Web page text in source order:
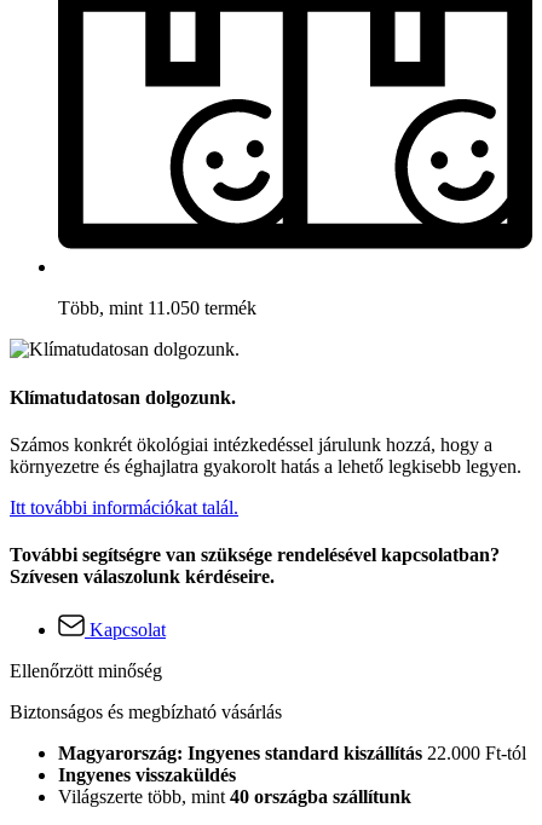
Több, mint 11.050 termék
Klímatudatosan dolgozunk.
Számos konkrét ökológiai intézkedéssel járulunk hozzá, hogy a
környezetre és éghajlatra gyakorolt hatás a lehető legkisebb legyen.
Itt további információkat talál.
További segítségre van szüksége rendelésével kapcsolatban?
Szívesen válaszolunk kérdéseire.
Kapcsolat
Ellenőrzött minőség
Biztonságos és megbízható vásárlás
Magyarország: Ingyenes standard kiszállítás 22.000 Ft-tól
Ingyenes visszaküldés
Világszerte több, mint 40 országba szállítunk